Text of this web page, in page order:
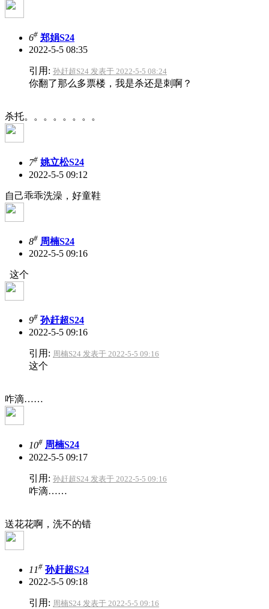
6# 郑娟S24
2022-5-5 08:35
引用: 孙赶超S24 发表于 2022-5-5 08:24
你翻了那么多票楼，我是杀还是刺啊？
杀托。。。。。。。。
7# 姚立松S24
2022-5-5 09:12
自己乖乖洗澡，好童鞋
8# 周楠S24
2022-5-5 09:16
这个
9# 孙赶超S24
2022-5-5 09:16
引用: 周楠S24 发表于 2022-5-5 09:16
这个
咋滴……
10# 周楠S24
2022-5-5 09:17
引用: 孙赶超S24 发表于 2022-5-5 09:16
咋滴……
送花花啊，洗不的错
11# 孙赶超S24
2022-5-5 09:18
引用: 周楠S24 发表于 2022-5-5 09:16